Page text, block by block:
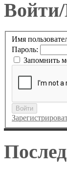
Имя
Пароль:
Запомнить
Войти